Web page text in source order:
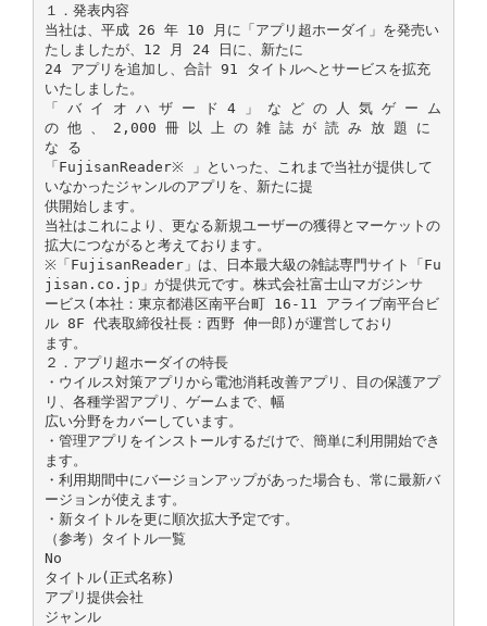
１．発表内容
当社は、平成 26 年 10 月に「アプリ超ホーダイ」を発売い
たしましたが、12 月 24 日に、新たに
24 アプリを追加し、合計 91 タイトルへとサービスを拡充
いたしました。
「 バ イ オ ハ ザ ー ド 4 」 な ど の 人 気 ゲ ー ム
の 他 、 2,000 冊 以 上 の 雑 誌 が 読 み 放 題 に
な る
「FujisanReader※ 」といった、これまで当社が提供して
いなかったジャンルのアプリを、新たに提
供開始します。
当社はこれにより、更なる新規ユーザーの獲得とマーケットの
拡大につながると考えております。
※「FujisanReader」は、日本最大級の雑誌専門サイト「Fu
jisan.co.jp」が提供元です。株式会社富士山マガジンサ
ービス(本社：東京都港区南平台町 16-11 アライブ南平台ビ
ル 8F 代表取締役社長：西野 伸一郎)が運営しており
ます。
２．アプリ超ホーダイの特長
・ウイルス対策アプリから電池消耗改善アプリ、目の保護アプ
リ、各種学習アプリ、ゲームまで、幅
広い分野をカバーしています。
・管理アプリをインストールするだけで、簡単に利用開始でき
ます。
・利用期間中にバージョンアップがあった場合も、常に最新バ
ージョンが使えます。
・新タイトルを更に順次拡大予定です。
（参考）タイトル一覧
No
タイトル(正式名称)
アプリ提供会社
ジャンル